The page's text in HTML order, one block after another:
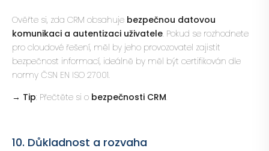
Ověřte si, zda CRM obsahuje bezpečnou datovou
komunikaci a autentizaci uživatele. Pokud se rozhodnete
pro cloudové řešení, měl by jeho provozovatel zajistit
bezpečnost informací, ideálně by měl být certifikován dle
normy ČSN EN ISO 27001.
→ Tip: Přečtěte si o bezpečnosti CRM.
10. Důkladnost a rozvaha